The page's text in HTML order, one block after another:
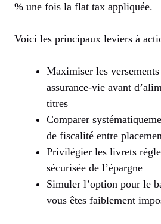
% une fois la flat tax appliquée.
Voici les principaux leviers à
Maximiser les
assurance-vie avant
titres
Comparer
de fiscalité entre
Privilégier les livrets
sécurisée de l’épargne
Simuler l’option pour le
vous êtes faiblement